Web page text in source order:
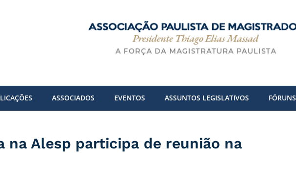
ASSOCIADOS EVENTOS ASSUNTOS LEGISLATIVOS FÓRUNS
na Alesp participa de reunião na